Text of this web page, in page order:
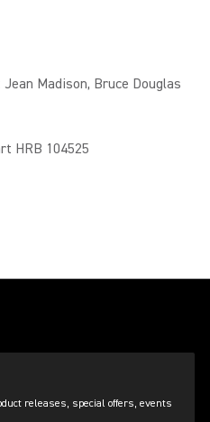
Madison, Bruce Douglas
HRB 104525
releases, special offers, events